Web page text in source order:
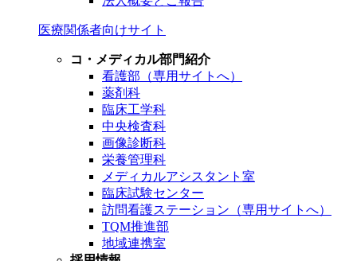
医療関係者向けサイト
コ・メディカル部門紹介
看護部（専用サイトへ）
薬剤科
臨床工学科
中央検査科
画像診断科
栄養管理科
メディカルアシスタント室
臨床試験センター
訪問看護ステーション（専用サイトへ）
TQM推進部
地域連携室